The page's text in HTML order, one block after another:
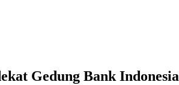
Gedung Bank Indonesia